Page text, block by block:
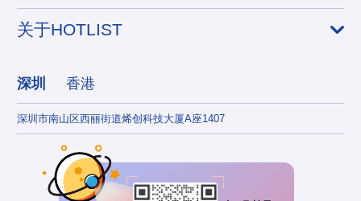
关于HOTLIST
深圳 香港
深圳市南山区西丽街道烯创科技大厦A座1407